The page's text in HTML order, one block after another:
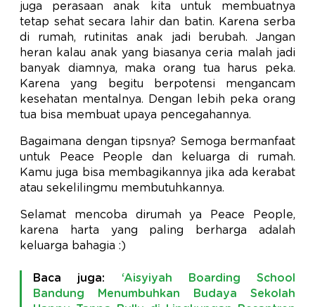
juga perasaan anak kita untuk membuatnya
tetap sehat secara lahir dan batin. Karena serba
di rumah, rutinitas anak jadi berubah. Jangan
heran kalau anak yang biasanya ceria malah jadi
banyak diamnya, maka orang tua harus peka.
Karena yang begitu berpotensi mengancam
kesehatan mentalnya. Dengan lebih peka orang
tua bisa membuat upaya pencegahannya.
Bagaimana dengan tipsnya? Semoga bermanfaat
untuk Peace People dan keluarga di rumah.
Kamu juga bisa membagikannya jika ada kerabat
atau sekelilingmu membutuhkannya.
Selamat mencoba dirumah ya Peace People,
karena harta yang paling berharga adalah
keluarga bahagia :)
Baca juga: ‘Aisyiyah Boarding School
Bandung Menumbuhkan Budaya Sekolah